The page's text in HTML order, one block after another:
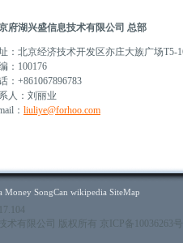
府湖兴盛信息技术有限公司 总部
：北京经济技术开发区亦庄大族广场T5-
：100176
：+861067896783
人：刘丽业
： liuliye@forhoo.com
Money SongCan wikipedia SiteMap
术有限公司 版权所有
京ICP备10036263